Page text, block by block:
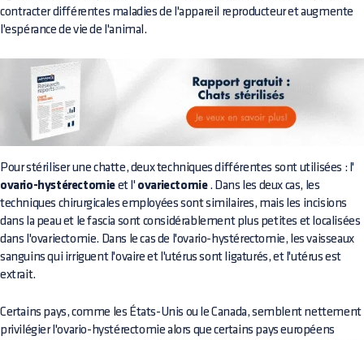
contracter différentes maladies de l'appareil reproducteur et augmente
l'espérance de vie de l'animal.
Pour stériliser une chatte, deux techniques différentes sont utilisées : l'
ovario-hystérectomie et l' ovariectomie. Dans les deux cas, les
techniques chirurgicales employées sont similaires, mais les incisions
dans la peau et le fascia sont considérablement plus petites et localisées
dans l'ovariectomie. Dans le cas de l'ovario-hystérectomie, les vaisseaux
sanguins qui irriguent l'ovaire et l'utérus sont ligaturés, et l'utérus est
extrait.
Certains pays, comme les États-Unis ou le Canada, semblent nettement
privilégier l'ovario-hystérectomie alors que certains pays européens